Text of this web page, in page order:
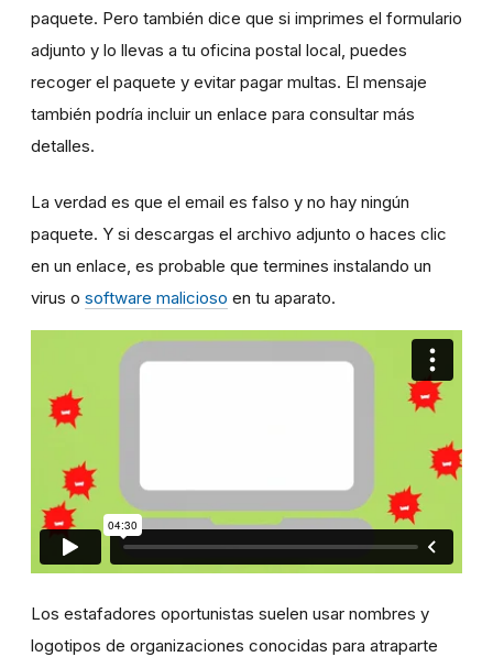
paquete. Pero también dice que si imprimes el formulario
adjunto y lo llevas a tu oficina postal local, puedes
recoger el paquete y evitar pagar multas. El mensaje
también podría incluir un enlace para consultar más
detalles.
La verdad es que el email es falso y no hay ningún
paquete. Y si descargas el archivo adjunto o haces clic
en un enlace, es probable que termines instalando un
virus o software malicioso en tu aparato.
Los estafadores oportunistas suelen usar nombres y
logotipos de organizaciones conocidas para atraparte